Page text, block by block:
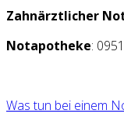
Zahnärztlicher
Notapotheke:
Was tun bei einem